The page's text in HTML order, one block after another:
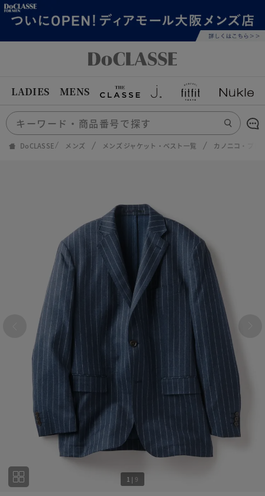
LADIES MENS
DoCLASSE メンズ メンズ ジャケット・ベスト一覧 カノニコ・プレ
1 | 9